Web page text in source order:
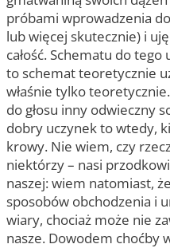
próbami wprowadzenia
lub więcej skutecznie) i
całość. Schematu do tego
to schemat teoretycznie
właśnie tylko
do głosu inny odwieczny
dobry uczynek to wtedy,
krowy. Nie wiem, czy
niektórzy – nasi
naszej: wiem natomiast,
sposobów obchodzenia i
wiary, chociaż może nie
nasze. Dowodem choćby